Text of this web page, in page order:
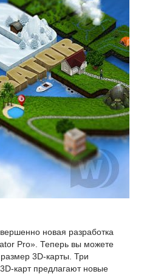
новая разработка
Pro». Теперь вы можете
3D-карты. Три
карт предлагают новые